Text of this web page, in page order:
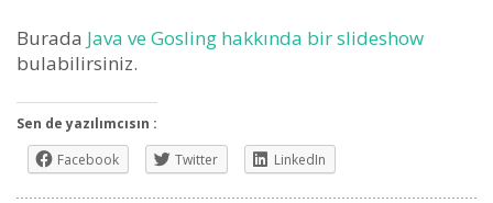
Burada Java ve Gosling hakkında bir slideshow
bulabilirsiniz.
Sen de yazılımcısın :
Facebook
Twitter LinkedIn